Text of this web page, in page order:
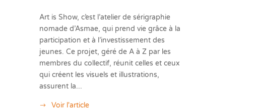
Art is Show, c’est l’atelier de sérigraphie
nomade d’Asmae, qui prend vie grâce à la
participation et à l’investissement des
jeunes. Ce projet, géré de A à Z par les
membres du collectif, réunit celles et ceux
qui créent les visuels et illustrations,
assurent la...
Voir l'article